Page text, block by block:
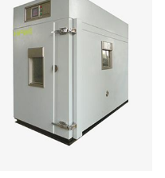
用把手，操作简便。 内胆采用
不锈钢